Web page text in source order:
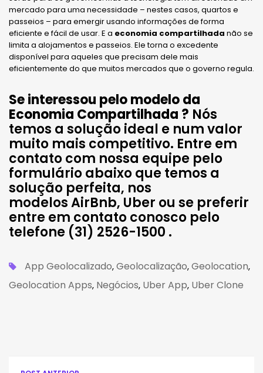
mercado para uma necessidade – nestes casos, quartos e
passeios – para emergir usando informações de forma
eficiente e fácil de usar. E a economia compartilhada não se
limita a alojamentos e passeios. Ele torna o excedente
disponível para aqueles que precisam dele mais
eficientemente do que muitos mercados que o governo regula.
Se interessou pelo modelo da
Economia Compartilhada ? Nós
temos a solução ideal e num valor
muito mais competitivo. Entre em
contato com nossa equipe pelo
formulário abaixo que temos a
solução perfeita, nos
modelos AirBnb, Uber ou se preferir
entre em contato conosco pelo
telefone (31) 2526-1500 .
App Geolocalizado,Geolocalização,Geolocation,
Geolocation Apps, Negócios, Uber App, Uber Clone